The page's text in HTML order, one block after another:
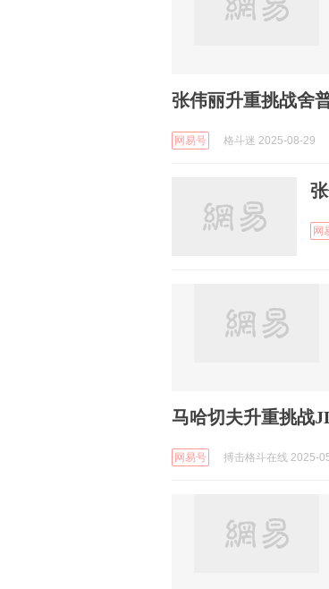
张伟丽升重挑战舍
网易号 格斗迷 2025-08-29
网
马哈切夫升重挑战
网易号 搏击格斗在线 2025-